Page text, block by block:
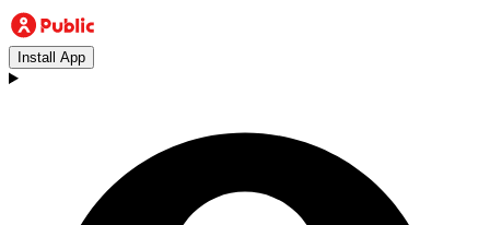
Install App